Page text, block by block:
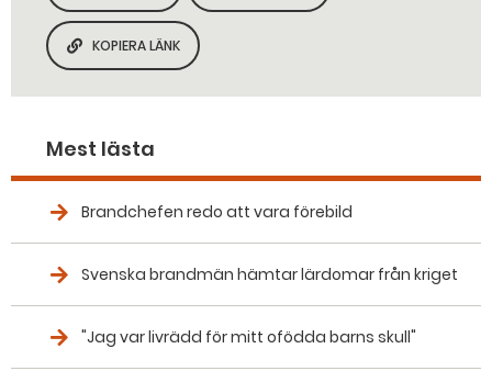
KOPIERA SIDANS LÄNK
KOPIERA LÄNK
Mest lästa
Brandchefen redo att vara förebild
Svenska brandmän hämtar lärdomar från kriget
"Jag var livrädd för mitt ofödda barns skull"